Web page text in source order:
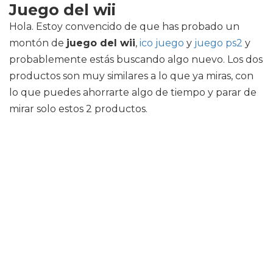
Juego del wii
Hola. Estoy convencido de que has probado un
montón de juego del wii, ico juego y juego ps2 y
probablemente estás buscando algo nuevo. Los dos
productos son muy similares a lo que ya miras, con
lo que puedes ahorrarte algo de tiempo y parar de
mirar solo estos 2 productos.